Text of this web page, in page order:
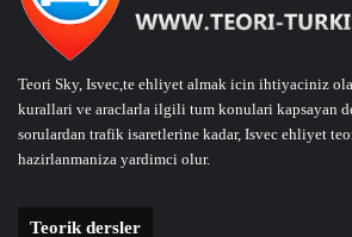
Teori Sky, Isvec,te ehliyet almak icin ihtiyaciniz
kurallari ve araclarla ilgili tum konulari kapsayan
sorulardan trafik isaretlerine kadar, Isvec ehliyet
hazirlanmaniza yardimci olur.
Teorik dersler